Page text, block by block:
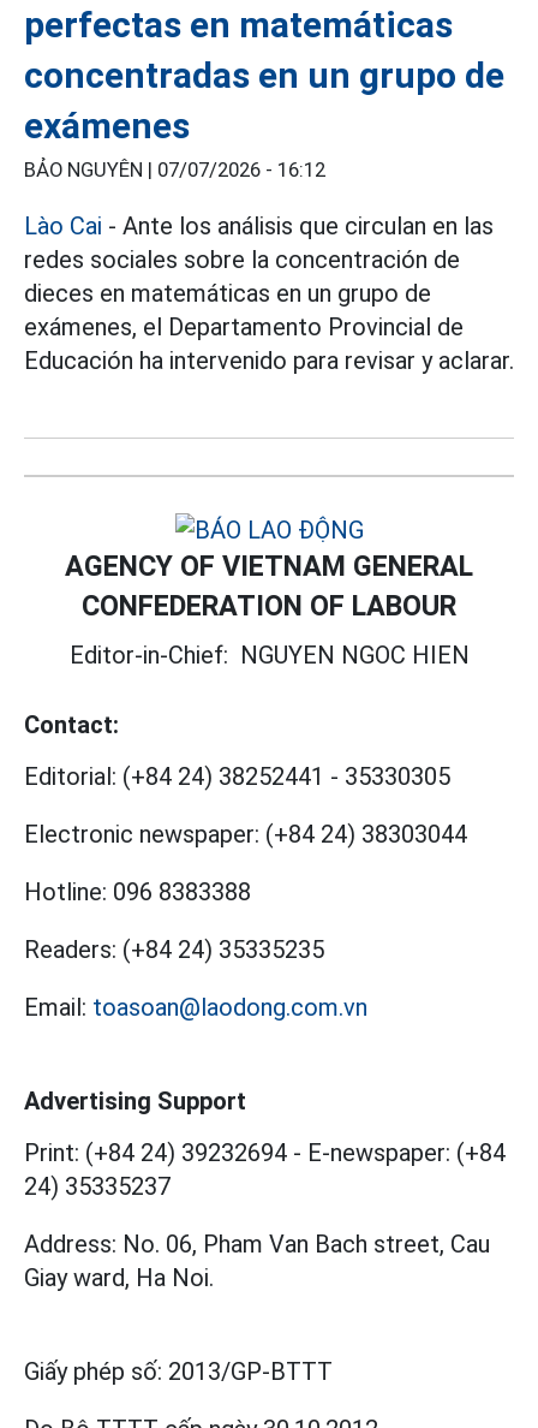
perfectas en matemáticas
concentradas en un grupo de
exámenes
BẢO NGUYÊN | 07/07/2026 - 16:12
Lào Cai - Ante los análisis que circulan en las
redes sociales sobre la concentración de
dieces en matemáticas en un grupo de
exámenes, el Departamento Provincial de
Educación ha intervenido para revisar y aclarar.
AGENCY OF VIETNAM GENERAL
CONFEDERATION OF LABOUR
Editor-in-Chief: NGUYEN NGOC HIEN
Contact:
Editorial: (+84 24) 38252441 - 35330305
Electronic newspaper: (+84 24) 38303044
Hotline: 096 8383388
Readers: (+84 24) 35335235
Email: toasoan@laodong.com.vn
Advertising Support
Print: (+84 24) 39232694 - E-newspaper: (+84
24) 35335237
Address: No. 06, Pham Van Bach street, Cau
Giay ward, Ha Noi.
Giấy phép số: 2013/GP-BTTT